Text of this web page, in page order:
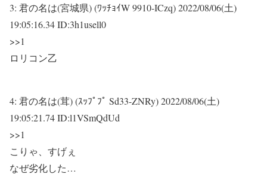
3: 君の名は(宮城県) (ﾜｯﾁｮｲW 9910-ICzq)2022/08/06(土)
19:05:16.34 ID:3h1usell0
>>1
ロリコン乙
4: 君の名は(茸) (ｽｯﾌﾟﾌﾟ Sd33-ZNRy)2022/08/06(土)
19:05:21.74 ID:l1VSmQdUd
>>1
こりゃ、すげぇ
なぜ劣化した…